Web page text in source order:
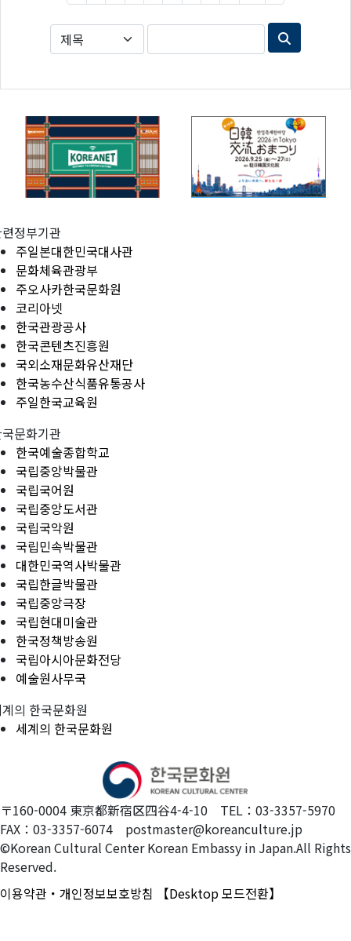
정부기관
주일본대한민국대사관
문화체육관광부
주오사카한국문화원
코리아넷
한국관광공사
한국콘텐츠진흥원
국외소재문화유산재단
한국농수산식품유통공사
주일한국교육원
문화기관
한국예술종합학교
국립중앙박물관
국립국어원
국립중앙도서관
국립국악원
국립민속박물관
대한민국역사박물관
국립한글박물관
국립중앙극장
국립현대미술관
한국정책방송원
국립아시아문화전당
예술원사무국
의 한국문화원
세계의 한국문화원
〒160-0004 東京都新宿区四谷4-4-10 TEL：03-3357-5970
FAX：03-3357-6074 postmaster@koreanculture.jp
©Korean Cultural Center Korean Embassy in Japan.All Rights
Reserved.
이용약관・개인정보보호방침
【Desktop 모드전환】